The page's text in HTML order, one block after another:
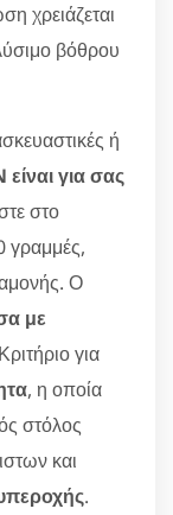
χρειάζεται
βόθρου
ή
για σας
στο
γραμμές,
Ο
με
για
, η οποία
στόλος
και
.